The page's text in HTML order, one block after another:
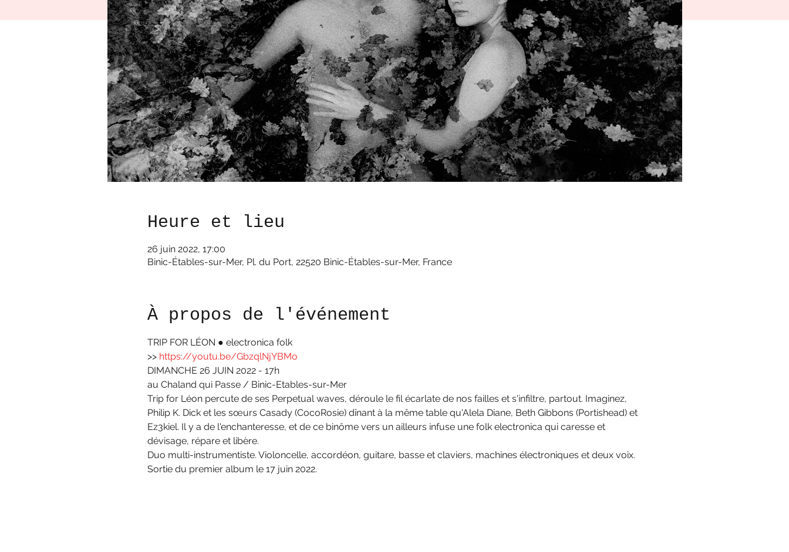
Heure et lieu
26 juin 2022, 17:00
Binic-Étables-sur-Mer, Pl. du Port, 22520 Binic-Étables-sur-Mer, France
À propos de l'événement
TRIP FOR LÉON ● electronica folk
>> https://youtu.be/GbzqlNjYBMo
DIMANCHE 26 JUIN 2022 - 17h
au Chaland qui Passe / Binic-Etables-sur-Mer
Trip for Léon percute de ses Perpetual waves, déroule le fil écarlate de nos failles et s'infiltre, partout. Imaginez,
Philip K. Dick et les sœurs Casady (CocoRosie) dînant à la même table qu'Alela Diane, Beth Gibbons (Portishead) et
Ez3kiel. Il y a de l'enchanteresse, et de ce binôme vers un ailleurs infuse une folk electronica qui caresse et
dévisage, répare et libère.
Duo multi-instrumentiste. Violoncelle, accordéon, guitare, basse et claviers, machines électroniques et deux voix.
Sortie du premier album le 17 juin 2022.